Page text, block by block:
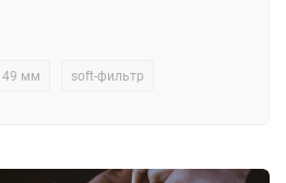
49 мм soft-фильтр